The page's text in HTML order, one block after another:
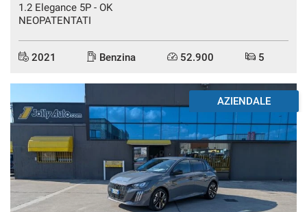
1.2 Elegance 5P - OK
NEOPATENTATI
2021 Benzina 52.900 5
DISPONIBILE